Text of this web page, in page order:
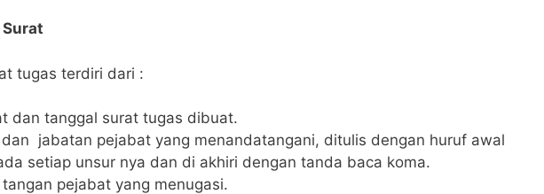
tugas terdiri dari :
dan tanggal surat tugas dibuat.
jabatan pejabat yang menandatangani, ditulis dengan huruf awal
setiap unsur nya dan di akhiri dengan tanda baca koma.
pejabat yang menugasi.